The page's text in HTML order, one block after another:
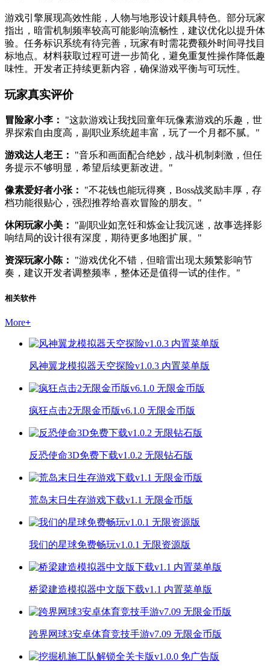
游戏引擎展现高效性能，人物与地形设计颇具特色。部分玩家
指出，暗雷机制频率较高可能影响流畅性，建议优化以提升体
验。任务标识系统有待完善，玩家有时需花费额外时间寻找目
标地点。材料获取过程可进一步简化，避免重复性操作降低趣
味性。开发者正持续更新内容，确保游戏平衡与可玩性。
玩家真实评价
冒险家小李：
"这款游戏让我找回童年玩像素游戏的乐趣，世
界探索自由度高，副职业系统超丰富，玩了一个月都不腻。"
游戏达人老王：
"音乐和画面配合绝妙，战斗机制刺激，但任
务提示不够明显，希望后续更新改进。"
像素爱好者小张：
"不花钱也能玩得爽，Boss战奖励丰厚，存
档功能很贴心，强烈推荐给喜欢冒险的朋友。"
休闲玩家小美：
"副职业如烹饪和炼金让我沉迷，故事选择影
响结局的设计很有深度，期待更多地图扩展。"
资深玩家小陈：
"游戏优化不错，但暗雷出现太频繁影响节
奏，建议开发者调整频率，整体还是值得一试的佳作。"
相关软件
More+
风神翼龙模拟器天空探险v1.0.3 内置菜单版
疯狂点击2无限金币版v6.1.0 无限金币版
反恐使命3D免费下载v1.0.2 无限钻石版
荒岛末日生存游戏下载v1.1 无限金币版
我们的星球免费畅玩v1.0.1 无限资源版
桥梁建造模拟器中文版下载v1.1 内置菜单版
跨界网球3安卓体育竞技手游v7.09 无限金币版